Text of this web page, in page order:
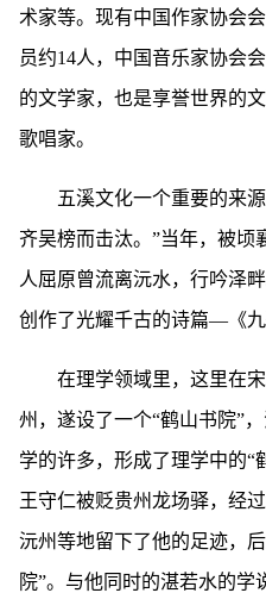
术家等。现有中国作家协会
员约14人，中国音乐家协会
的文学家，也是享誉世界的
歌唱家。
五溪文化一个重要的来
齐吴榜而击汰。”当年，被顷
人屈原曾流离沅水，行吟泽
创作了光耀千古的诗篇―《九
在理学领域里，这里在
州，遂设了一个“鹤山书院”
学的许多，形成了理学中的“
王守仁被贬贵州龙场驿，经
沅州等地留下了他的足迹，
院”。与他同时的湛若水的